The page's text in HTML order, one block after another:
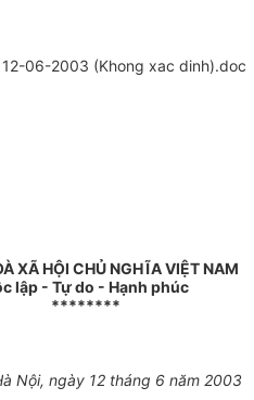
06-2003 (Khong xac dinh).doc
XÃ HỘI CHỦ NGHĨA VIỆT NAM
lập - Tự do - Hạnh phúc
********
Nội, ngày 12 tháng 6 năm 2003